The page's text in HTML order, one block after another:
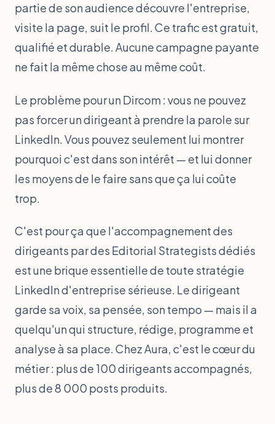
partie de son audience découvre l'entreprise,
visite la page, suit le profil. Ce trafic est gratuit,
qualifié et durable. Aucune campagne payante
ne fait la même chose au même coût.
Le problème pour un Dircom : vous ne pouvez
pas forcer un dirigeant à prendre la parole sur
LinkedIn. Vous pouvez seulement lui montrer
pourquoi c'est dans son intérêt — et lui donner
les moyens de le faire sans que ça lui coûte
trop.
C'est pour ça que l'accompagnement des
dirigeants par des Editorial Strategists dédiés
est une brique essentielle de toute stratégie
LinkedIn d'entreprise sérieuse. Le dirigeant
garde sa voix, sa pensée, son tempo — mais il a
quelqu'un qui structure, rédige, programme et
analyse à sa place. Chez Aura, c'est le cœur du
métier : plus de 100 dirigeants accompagnés,
plus de 8 000 posts produits.